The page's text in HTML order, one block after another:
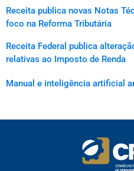
Receita publica novas Notas
foco na Reforma Tributária
Receita Federal publica
relativas ao Imposto de Renda
Manual e inteligência artificial